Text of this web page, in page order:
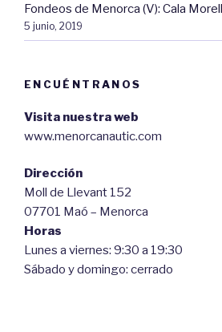
Fondeos de Menorca (V): Cala
5 junio, 2019
ENCUÉNTRANOS
Visita nuestra web
www.menorcanautic.com
Dirección
Moll de Llevant 152
07701 Maó – Menorca
Horas
Lunes a viernes: 9:30 a 19:30
Sábado y domingo: cerrado